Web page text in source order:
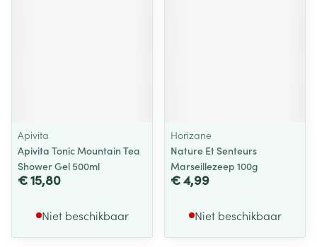
Apivita
Apivita Tonic Mountain Tea
Shower Gel 500ml
€ 15,80
Niet beschikbaar
Horizane
Nature Et Senteurs
Marseillezeep 100g
€ 4,99
Niet beschikbaar